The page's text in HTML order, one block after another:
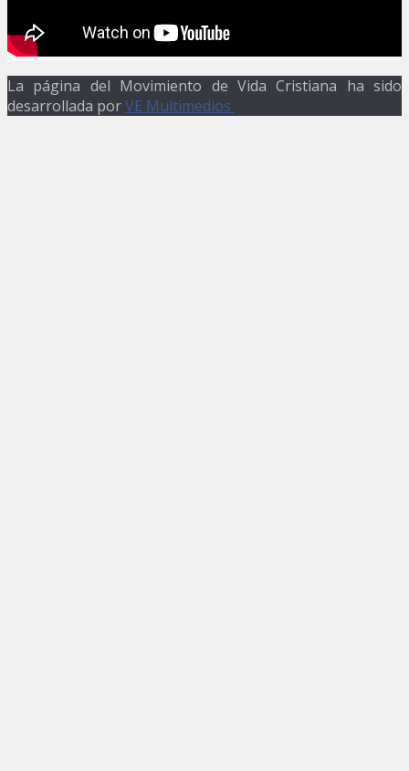
La página del Movimiento de Vida Cristiana ha sido
desarrollada porVE Multimedios